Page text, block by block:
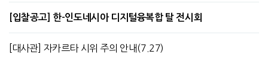
[입찰공고] 한-인도네시아 디지털융복합 탈 전시회
[대사관] 자카르타 시위 주의 안내(7.27)